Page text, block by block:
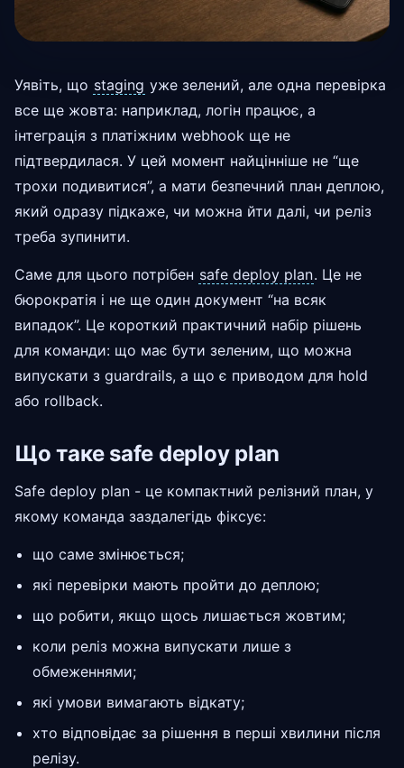
Уявіть, що staging уже зелений, але одна перевірка
все ще жовта: наприклад, логін працює, а
інтеграція з платіжним webhook ще не
підтвердилася. У цей момент найцінніше не “ще
трохи подивитися”, а мати безпечний план деплою,
який одразу підкаже, чи можна йти далі, чи реліз
треба зупинити.
Саме для цього потрібен safe deploy plan. Це не
бюрократія і не ще один документ “на всяк
випадок”. Це короткий практичний набір рішень
для команди: що має бути зеленим, що можна
випускати з guardrails, а що є приводом для hold
або rollback.
Що таке safe deploy plan
Safe deploy plan - це компактний релізний план, у
якому команда заздалегідь фіксує:
що саме змінюється;
які перевірки мають пройти до деплою;
що робити, якщо щось лишається жовтим;
коли реліз можна випускати лише з
обмеженнями;
які умови вимагають відкату;
хто відповідає за рішення в перші хвилини після
релізу.